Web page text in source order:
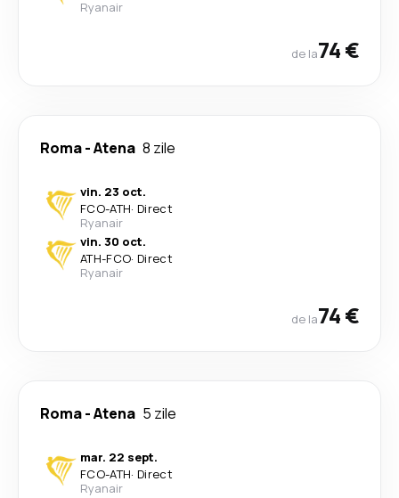
Ryanair
de la74 €
Roma-Atena 8 zile
vin. 23 oct.
FCO-ATH· Direct
Ryanair
vin. 30 oct.
ATH-FCO· Direct
Ryanair
de la74 €
Roma-Atena 5 zile
mar. 22 sept.
FCO-ATH· Direct
Ryanair